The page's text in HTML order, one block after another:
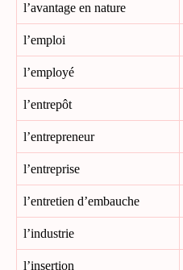
l’avantage en nature
l’emploi
l’employé
l’entrepôt
l’entrepreneur
l’entreprise
l’entretien d’embauche
l’industrie
l’insertion